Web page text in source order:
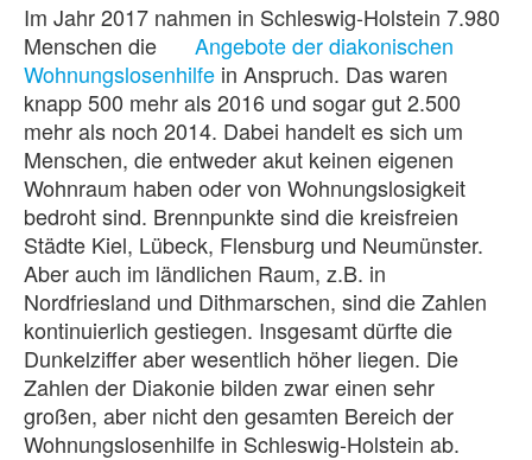
Im Jahr 2017 nahmen in Schleswig-Holstein 7.980
Menschen die
Angebote der diakonischen
Wohnungslosenhilfe in Anspruch. Das waren
knapp 500 mehr als 2016 und sogar gut 2.500
mehr als noch 2014. Dabei handelt es sich um
Menschen, die entweder akut keinen eigenen
Wohnraum haben oder von Wohnungslosigkeit
bedroht sind. Brennpunkte sind die kreisfreien
Städte Kiel, Lübeck, Flensburg und Neumünster.
Aber auch im ländlichen Raum, z.B. in
Nordfriesland und Dithmarschen, sind die Zahlen
kontinuierlich gestiegen. Insgesamt dürfte die
Dunkelziffer aber wesentlich höher liegen. Die
Zahlen der Diakonie bilden zwar einen sehr
großen, aber nicht den gesamten Bereich der
Wohnungslosenhilfe in Schleswig-Holstein ab.